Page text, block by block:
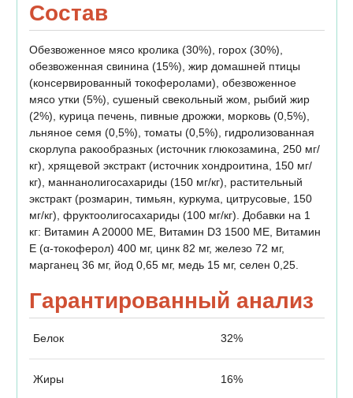
Состав
Обезвоженное мясо кролика (30%), горох (30%),
обезвоженная свинина (15%), жир домашней птицы
(консервированный токоферолами), обезвоженное
мясо утки (5%), сушеный свекольный жом, рыбий жир
(2%), курица печень, пивные дрожжи, морковь (0,5%),
льняное семя (0,5%), томаты (0,5%), гидролизованная
скорлупа ракообразных (источник глюкозамина, 250 мг/
кг), хрящевой экстракт (источник хондроитина, 150 мг/
кг), маннанолигосахариды (150 мг/кг), растительный
экстракт (розмарин, тимьян, куркума, цитрусовые, 150
мг/кг), фруктоолигосахариды (100 мг/кг). Добавки на 1
кг: Витамин A 20000 МЕ, Витамин D3 1500 МЕ, Витамин
E (α-токоферол) 400 мг, цинк 82 мг, железо 72 мг,
марганец 36 мг, йод 0,65 мг, медь 15 мг, селен 0,25.
Гарантированный анализ
Белок 32%
Жиры 16%